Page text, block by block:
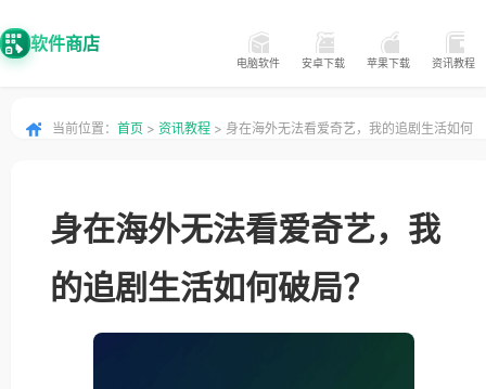
软件商店
电脑软件 安卓下载 苹果下载 资讯教程
当前位置： 首页 > 资讯教程 > 身在海外无法看爱奇艺，我的追剧生活如何
身在海外无法看爱奇艺，我
的追剧生活如何破局？